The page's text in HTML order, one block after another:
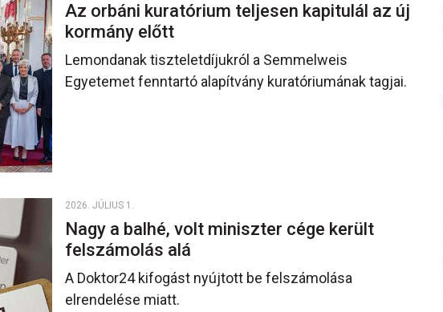
Az orbáni kuratórium teljesen kapitulál az új
kormány előtt
Lemondanak tiszteletdíjukról a Semmelweis
Egyetemet fenntartó alapítvány kuratóriumának tagjai.
2026. JÚLIUS 1.
Nagy a balhé, volt miniszter cége került
felszámolás alá
A Doktor24 kifogást nyújtott be felszámolása
elrendelése miatt.